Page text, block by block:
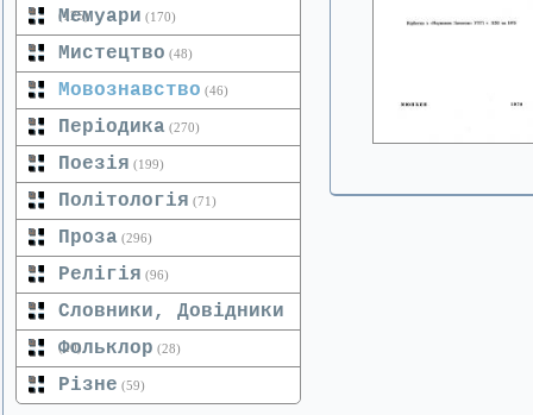
(125)
Мемуари (170)
Мистецтво (48)
Мовознавство (46)
Періодика (270)
Поезія (199)
Політологія (71)
Проза (296)
Релігія (96)
Словники, Довідники
(20)
Фольклор (28)
Різне (59)